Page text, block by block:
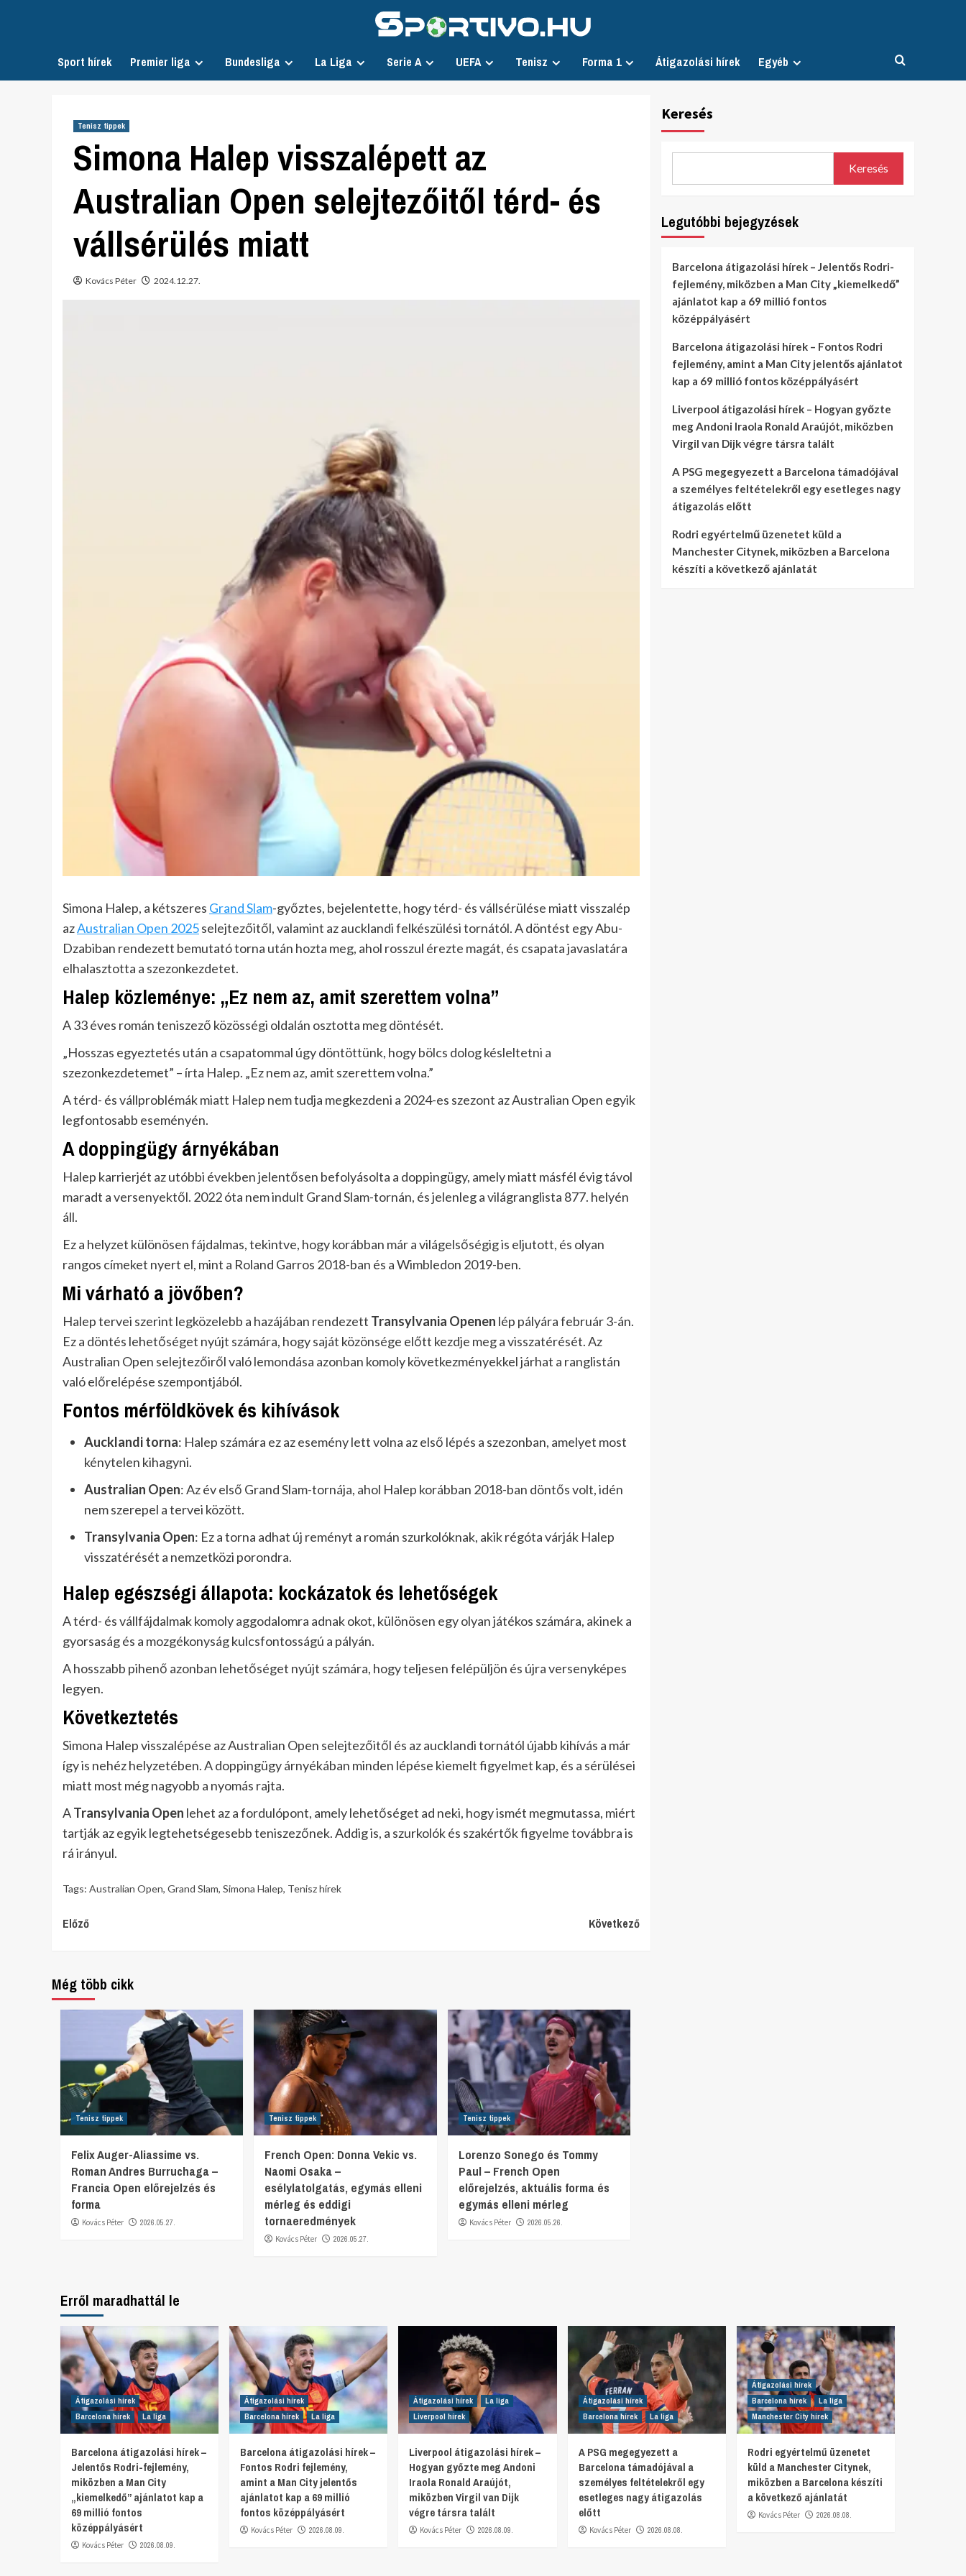
Sport hírek Premier liga Bundesliga La Liga Serie A UEFA Tenisz Forma 1 Átigazolási hírek Egyéb
Tenisz tippek
Simona Halep visszalépett az
Australian Open selejtezőitől térd- és
vállsérülés miatt
Kovács Péter 2024.12.27.
Simona Halep, a kétszeres Grand Slam-győztes, bejelentette, hogy térd- és vállsérülése miatt visszalép
azAustralian Open 2025selejtezőitől, valamint az aucklandi felkészülési tornától. A döntést egy Abu-
Dzabiban rendezett bemutató torna után hozta meg, ahol rosszul érezte magát, és csapata javaslatára
elhalasztotta a szezonkezdetet.
Halep közleménye: „Ez nem az, amit szerettem volna”
A 33 éves román teniszező közösségi oldalán osztotta meg döntését.
„Hosszas egyeztetés után a csapatommal úgy döntöttünk, hogy bölcs dolog késleltetni a
szezonkezdetemet” – írta Halep. „Ez nem az, amit szerettem volna.”
A térd- és vállproblémák miatt Halep nem tudja megkezdeni a 2024-es szezont az Australian Open egyik
legfontosabb eseményén.
A doppingügy árnyékában
Halep karrierjét az utóbbi években jelentősen befolyásolta a doppingügy, amely miatt másfél évig távol
maradt a versenyektől. 2022 óta nem indult Grand Slam-tornán, és jelenleg a világranglista 877. helyén
áll.
Ez a helyzet különösen fájdalmas, tekintve, hogy korábban már a világelsőségig is eljutott, és olyan
rangos címeket nyert el, mint a Roland Garros 2018-ban és a Wimbledon 2019-ben.
Mi várható a jövőben?
Halep tervei szerint legközelebb a hazájában rendezett Transylvania Openen lép pályára február 3-án.
Ez a döntés lehetőséget nyújt számára, hogy saját közönsége előtt kezdje meg a visszatérését. Az
Australian Open selejtezőiről való lemondása azonban komoly következményekkel járhat a ranglistán
való előrelépése szempontjából.
Fontos mérföldkövek és kihívások
Aucklandi torna: Halep számára ez az esemény lett volna az első lépés a szezonban, amelyet most
kénytelen kihagyni.
Australian Open: Az év első Grand Slam-tornája, ahol Halep korábban 2018-ban döntős volt, idén
nem szerepel a tervei között.
Transylvania Open: Ez a torna adhat új reményt a román szurkolóknak, akik régóta várják Halep
visszatérését a nemzetközi porondra.
Halep egészségi állapota: kockázatok és lehetőségek
A térd- és vállfájdalmak komoly aggodalomra adnak okot, különösen egy olyan játékos számára, akinek a
gyorsaság és a mozgékonyság kulcsfontosságú a pályán.
A hosszabb pihenő azonban lehetőséget nyújt számára, hogy teljesen felépüljön és újra versenyképes
legyen.
Következtetés
Simona Halep visszalépése az Australian Open selejtezőitől és az aucklandi tornától újabb kihívás a már
így is nehéz helyzetében. A doppingügy árnyékában minden lépése kiemelt figyelmet kap, és a sérülései
miatt most még nagyobb a nyomás rajta.
ATransylvania Open lehet az a fordulópont, amely lehetőséget ad neki, hogy ismét megmutassa, miért
tartják az egyik legtehetségesebb teniszezőnek. Addig is, a szurkolók és szakértők figyelme továbbra is
rá irányul.
Tags: Australian Open, Grand Slam, Simona Halep, Tenisz hírek
Continue
Előző Következő
Még több cikk
Tenisz tippek
Felix Auger-Aliassime vs.
Roman Andres Burruchaga –
Francia Open előrejelzés és
forma
Kovács Péter 2026.05.27.
Tenisz tippek
French Open: Donna Vekic vs.
Naomi Osaka –
esélylatolgatás, egymás elleni
mérleg és eddigi
tornaeredmények
Kovács Péter 2026.05.27.
Tenisz tippek
Lorenzo Sonego és Tommy
Paul – French Open
előrejelzés, aktuális forma és
egymás elleni mérleg
Kovács Péter 2026.05.26.
Keresés
Keresés
Legutóbbi bejegyzések
Barcelona átigazolási hírek – Jelentős Rodri-
fejlemény, miközben a Man City „kiemelkedő”
ajánlatot kap a 69 millió fontos
középpályásért
Barcelona átigazolási hírek – Fontos Rodri
fejlemény, amint a Man City jelentős ajánlatot
kap a 69 millió fontos középpályásért
Liverpool átigazolási hírek – Hogyan győzte
meg Andoni Iraola Ronald Araújót, miközben
Virgil van Dijk végre társra talált
A PSG megegyezett a Barcelona támadójával
a személyes feltételekről egy esetleges nagy
átigazolás előtt
Rodri egyértelmű üzenetet küld a
Manchester Citynek, miközben a Barcelona
készíti a következő ajánlatát
Erről maradhattál le
Átigazolási hírek
Barcelona hírek
La liga
Barcelona átigazolási hírek –
Jelentős Rodri-fejlemény,
miközben a Man City
„kiemelkedő” ajánlatot kap a
69 millió fontos
középpályásért
Kovács Péter 2026.08.09.
Átigazolási hírek
Barcelona hírek
La liga
Barcelona átigazolási hírek –
Fontos Rodri fejlemény,
amint a Man City jelentős
ajánlatot kap a 69 millió
fontos középpályásért
Kovács Péter 2026.08.09.
Átigazolási hírek
La liga
Liverpool hírek
Liverpool átigazolási hírek –
Hogyan győzte meg Andoni
Iraola Ronald Araújót,
miközben Virgil van Dijk
végre társra talált
Kovács Péter 2026.08.09.
Átigazolási hírek
Barcelona hírek
La liga
A PSG megegyezett a
Barcelona támadójával a
személyes feltételekről egy
esetleges nagy átigazolás
előtt
Kovács Péter 2026.08.08.
Átigazolási hírek
Barcelona hírek
La liga
Manchester City hírek
Rodri egyértelmű üzenetet
küld a Manchester Citynek,
miközben a Barcelona készíti
a következő ajánlatát
Kovács Péter 2026.08.08.